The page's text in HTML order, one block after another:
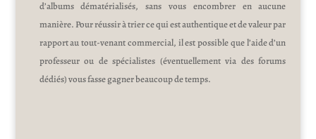
d’albums dématérialisés, sans vous encombrer en aucune
manière. Pour réussir à trier ce qui est authentique et de valeur par
rapport au tout-venant commercial, il est possible que l’aide d’un
professeur ou de spécialistes (éventuellement via des forums
dédiés) vous fasse gagner beaucoup de temps.